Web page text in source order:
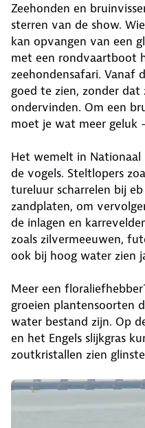
Zeehonden en
sterren van de show.
kan opvangen van een
met een rondvaartboot
zeehondensafari. Vanaf
goed te zien, zonder dat
ondervinden. Om een
moet je wat meer geluk
Het wemelt in Nationaal
de vogels. Steltlopers
tureluur scharrelen bij
zandplaten, om
de inlagen en
zoals zilvermeeuwen,
ook bij hoog water zien
Meer een
groeien plantensoorten
water bestand zijn. Op
en het Engels slijkgras
zoutkristallen zien